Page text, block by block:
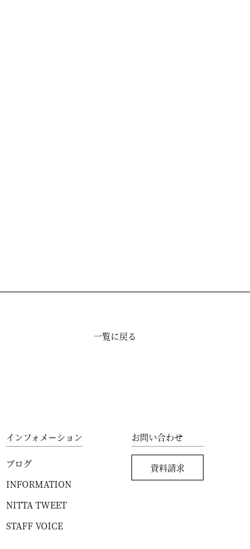
一覧に戻る
インフォメーション
ブログ
INFORMATION
NITTA TWEET
STAFF VOICE
お問い合わせ
資料請求